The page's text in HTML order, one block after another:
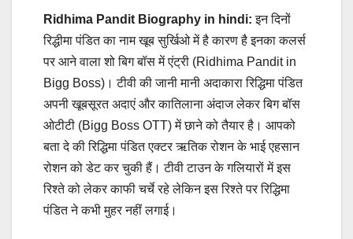
Ridhima Pandit Biography in hindi: इन दिनों
रिद्धीमा पंडित का नाम खूब सुर्खिओ में है कारण है इनका कलर्स
पर आने वाला शो बिग बॉस में एंट्री (Ridhima Pandit in
Bigg Boss)। टीवी की जानी मानी अदाकारा रिद्धिमा पंडित
अपनी खूबसूरत अदाएं और कातिलाना अंदाज लेकर बिग बॉस
ओटीटी (Bigg Boss OTT) में छाने को तैयार है। आपको
बता दे की रिद्धिमा पंडित एक्टर ऋतिक रोशन के भाई एहसान
रोशन को डेट कर चुकी हैं। टीवी टाउन के गलियारों में इस
रिश्ते को लेकर काफी चर्चे रहे लेकिन इस रिश्ते पर रिद्धिमा
पंडित ने कभी मुहर नहीं लगाई।